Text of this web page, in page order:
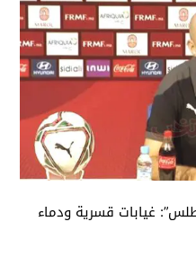
غيابات قسرية ودماء